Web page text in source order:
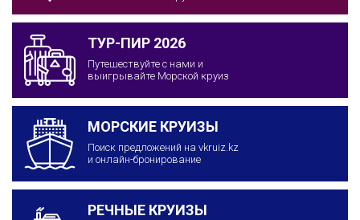
ТУР-ПИР 2026
Путешествуйте с нами и
выигрывайте Морской круиз
МОРСКИЕ КРУИЗЫ
Поиск предложений на vkruiz.kz
и онлайн-бронирование
РЕЧНЫЕ КРУИЗЫ